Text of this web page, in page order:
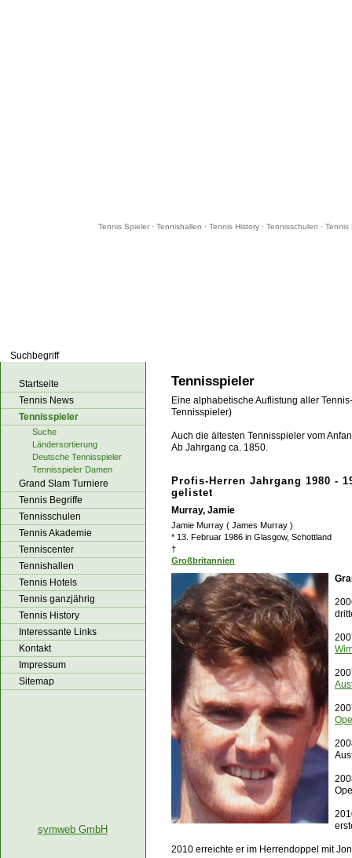
Tennis Spieler· Tennishallen · Tennis History· Tennisschulen · Tennis
Tennisspieler
Eine alphabetische Auflistung aller
Tennisspieler)
Auch die ältesten Tennisspieler vom
Ab Jahrgang ca. 1850.
Profis-Herren Jahrgang 1980 -
gelistet
Murray, Jamie
Jamie Murray ( James Murray )
* 13. Februar 1986 in Glasgow, Schottland
†
Großbritannien
2010 erreichte er im Herrendoppel mit
Startseite
Tennis News
Tennisspieler
Suche
Ländersortierung
Deutsche Tennisspieler
Tennisspieler Damen
Grand Slam Turniere
Tennis Begriffe
Tennisschulen
Tennis Akademie
Tenniscenter
Tennishallen
Tennis Hotels
Tennis ganzjährig
Tennis History
Interessante Links
Kontakt
Impressum
Sitemap
symweb GmbH